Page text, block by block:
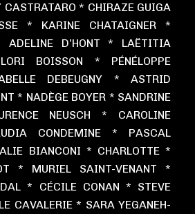
CASTRATARO * CHIRAZE GUIGA
* KARINE CHATAIGNER *
D’HONT * LAËTITIA
BOISSON * PÉNÉLOPPE
DEBEUGNY * ASTRID
* NADÈGE BOYER * SANDRINE
NEUSCH * CAROLINE
CONDEMINE * PASCAL
BIANCONI * CHARLOTTE *
* MURIEL SAINT-VENANT *
* CÉCILE CONAN * STEVE
CAVALERIE * SARA YEGANEH-